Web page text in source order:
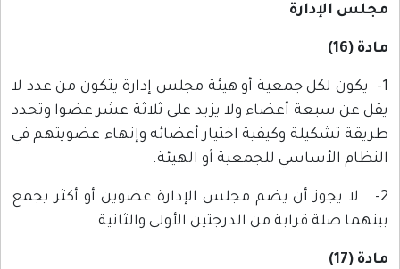
مجلس الإدارة
مادة (16)
1- يكون لكل جمعية أو هيئة مجلس إدارة يتكون من عدد لا
يقل عن سبعة أعضاء ولا يزيد على ثلاثة عشر عضوا وتحدد
طريقة تشكيلة وكيفية اختيار أعضائه وإنهاء عضويتهم في
النظام الأساسي للجمعية أو الهيئة.
2- لا يجوز أن يضم مجلس الإدارة عضوين أو أكثر يجمع
بينهما صلة قرابة من الدرجتين الأولى والثانية.
مادة (17)